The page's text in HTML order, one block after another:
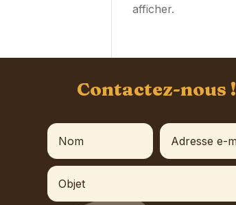
afficher.
Contactez-nous !